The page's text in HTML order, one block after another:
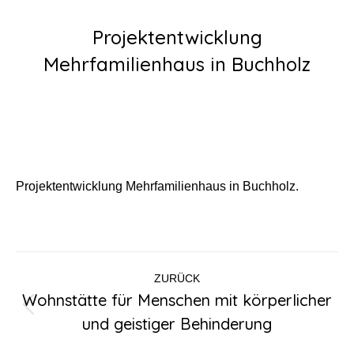
Projektentwicklung
Mehrfamilienhaus in Buchholz
Projektentwicklung Mehrfamilienhaus in Buchholz.
Kommentarnavigation
ZURÜCK
Beitrag:
Wohnstätte für Menschen mit körperlicher
und geistiger Behinderung